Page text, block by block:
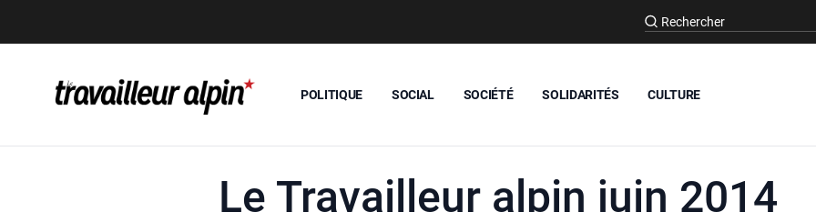
POLITIQUE SOCIAL SOCIÉTÉ SOLIDARITÉS CULTURE
Le Travailleur alpin juin 2014